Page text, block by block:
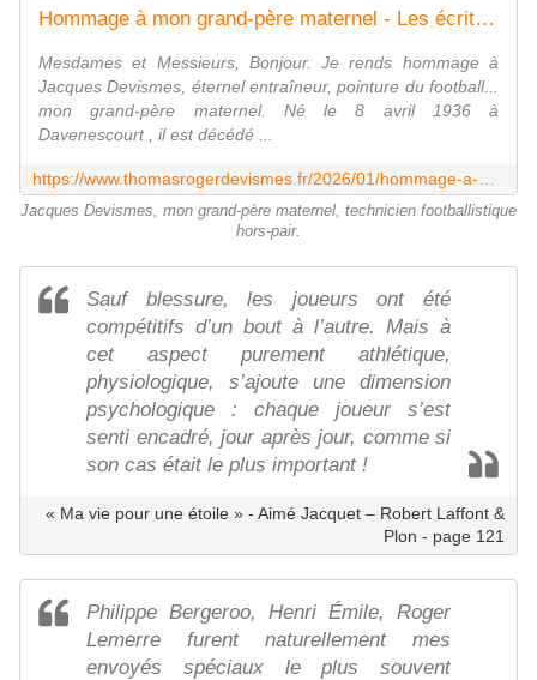
Hommage à mon grand-père maternel - Les écrits d'un poète français
Mesdames et Messieurs, Bonjour. Je rends hommage à
Jacques Devismes, éternel entraîneur, pointure du football...
mon grand-père maternel. Né le 8 avril 1936 à
Davenescourt , il est décédé ...
Jacques Devismes, mon grand-père maternel, technicien footballistique
hors-pair.
Sauf blessure, les joueurs ont été
compétitifs d’un bout à l’autre. Mais à
cet aspect purement athlétique,
physiologique, s’ajoute une dimension
psychologique : chaque joueur s’est
senti encadré, jour après jour, comme si
son cas était le plus important !
« Ma vie pour une étoile » - Aimé Jacquet – Robert Laffont &
Plon - page 121
Philippe Bergeroo, Henri Émile, Roger
Lemerre furent naturellement mes
envoyés spéciaux le plus souvent